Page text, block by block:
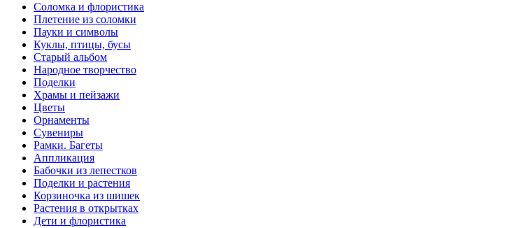
Соломка и флористика
Плетение из соломки
Пауки и символы
Куклы, птицы, бусы
Старый альбом
Народное творчество
Поделки
Храмы и пейзажи
Цветы
Орнаменты
Сувениры
Рамки. Багеты
Аппликация
Бабочки из лепестков
Поделки и растения
Корзиночка из шишек
Растения в открытках
Дети и флористика